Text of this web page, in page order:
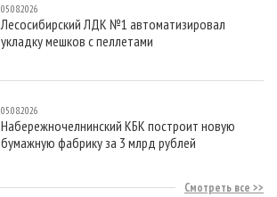
05.08.2026
Лесосибирский ЛДК №1 автоматизировал
укладку мешков с пеллетами
05.08.2026
Набережночелнинский КБК построит новую
бумажную фабрику за 3 млрд рублей
Смотреть все